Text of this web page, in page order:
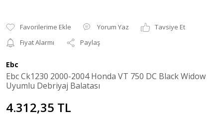
Yorum Yaz
Tavsiye Et
Fiyat Alarmı
Paylaş
Ebc
Ebc Ck1230 2000-2004 Honda VT 750 DC Black Widow
Uyumlu Debriyaj Balatası
4.312,35 TL